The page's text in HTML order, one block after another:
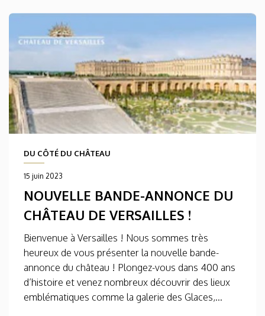
DU CÔTÉ DU CHÂTEAU
15 juin 2023
NOUVELLE BANDE-ANNONCE DU
CHÂTEAU DE VERSAILLES !
Bienvenue à Versailles ! Nous sommes très
heureux de vous présenter la nouvelle bande-
annonce du château ! Plongez-vous dans 400 ans
d’histoire et venez nombreux découvrir des lieux
emblématiques comme la galerie des Glaces,...